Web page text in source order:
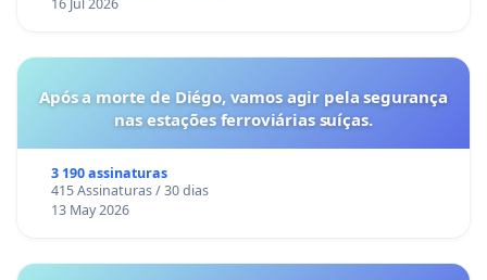
16 Jul 2026
Após a morte de Diégo, vamos agir pela segurança
nas estações ferroviárias suíças.
3 190 assinaturas
415 Assinaturas / 30 dias
13 May 2026